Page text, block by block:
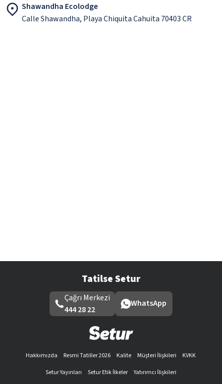
Shawandha Ecolodge
Calle Shawandha, Playa Chiquita Cahuita 70403 CR
Tatilse Setur
Çağrı Merkezi
444 28 22
WhatsApp
Hakkımızda Resmi Tatiller 2026 Kalite Müşteri İlişkileri
KVKK
Setur Yayınları
Setur Etik İlkeler
Yatırımcı İlişkileri